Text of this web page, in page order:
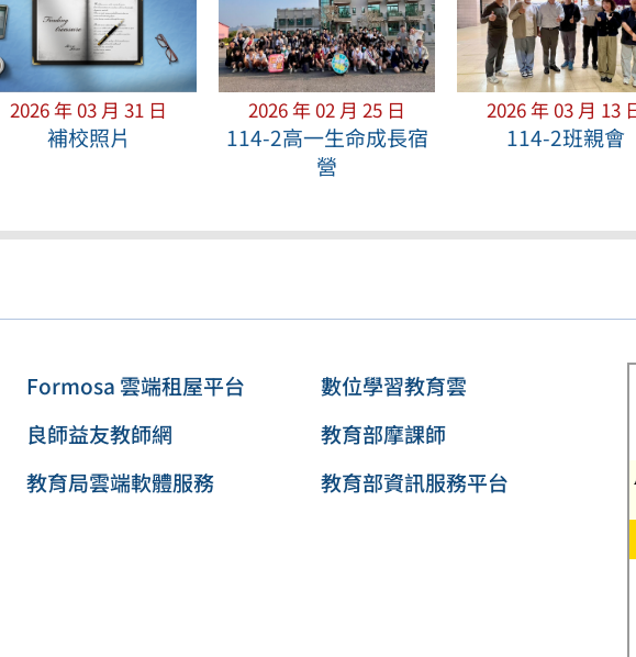
2026 年 03 月 31 日
補校照片
2026 年 02 月 25 日
114-2高一生命成長宿
營
2026 年 03 月 13
114-2班親會
Formosa 雲端租屋平台
數位學習教育雲
良師益友教師網
教育部摩課師
教育局雲端軟體服務 教育部資訊服務平台